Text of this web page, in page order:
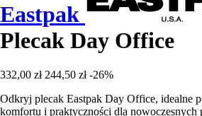
Eastpak
Plecak Day Office
332,00 zł 244,50 zł -26%
Odkryj plecak Eastpak Day Office, idealne
komfortu i praktyczności dla nowoczesnych